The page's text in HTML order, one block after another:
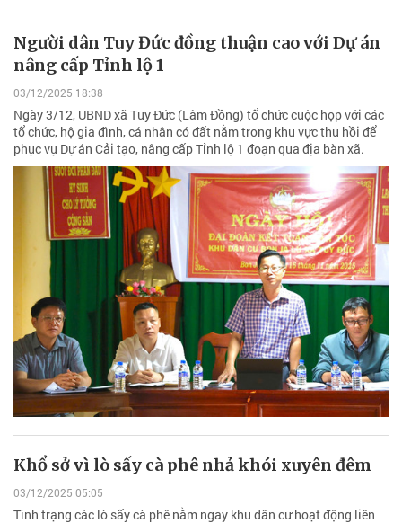
Người dân Tuy Đức đồng thuận cao với Dự án
nâng cấp Tỉnh lộ 1
03/12/2025 18:38
Ngày 3/12, UBND xã Tuy Đức (Lâm Đồng) tổ chức cuộc họp với các
tổ chức, hộ gia đình, cá nhân có đất nằm trong khu vực thu hồi để
phục vụ Dự án Cải tạo, nâng cấp Tỉnh lộ 1 đoạn qua địa bàn xã.
Khổ sở vì lò sấy cà phê nhả khói xuyên đêm
03/12/2025 05:05
Tình trạng các lò sấy cà phê nằm ngay khu dân cư hoạt động liên